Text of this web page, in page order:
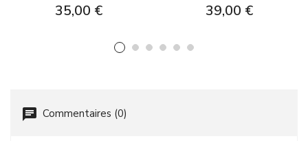
Prix
35,00 € Prix
39,00 €
chat Commentaires (0)